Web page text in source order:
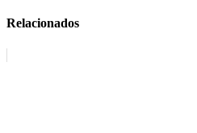
Relacionados